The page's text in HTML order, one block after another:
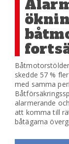
skedde 57 %
med samma
alarmerande
att komma till
båtägarna